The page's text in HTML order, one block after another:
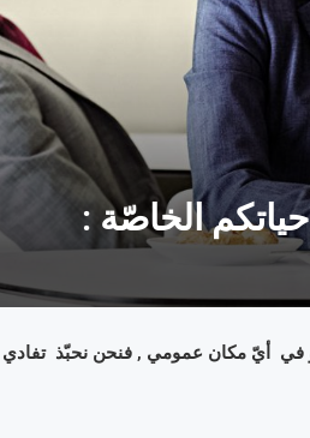
في أيّ مكان عمومي , فنحن نحبّذ